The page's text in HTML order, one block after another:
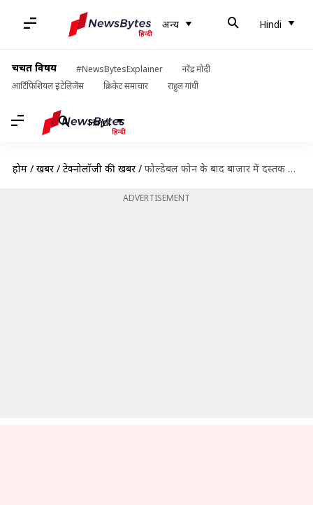
अन्य Hindi
चर्चित विषय #NewsBytesExplainer
नरेंद्र मोदी
आर्टिफिशियल इंटेलिजेंस
क्रिकेट समाचार राहुल गांधी
Hindi
होम / खबरें / टेक्नोलॉजी की खबरें / फोल्डेबल फोन के बाद बाजार में दस्तक दे सकती है फोल्डेबल टैबलेट
ADVERTISEMENT